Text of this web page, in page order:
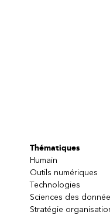
Thématiques
Humain
Outils numériques
Technologies
Sciences des
Stratégie